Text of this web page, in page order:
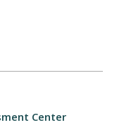
Center